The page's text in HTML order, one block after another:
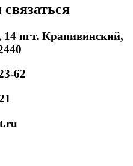
14 пгт. Крапивинский,
62